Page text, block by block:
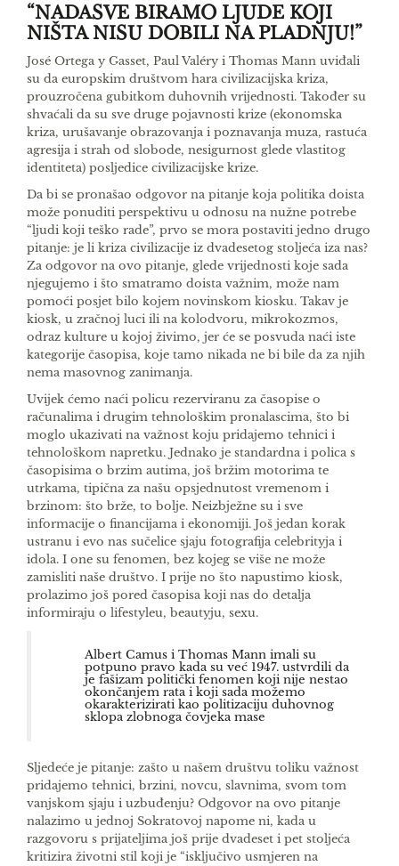
“NADASVE BIRAMO LJUDE KOJI
NIŠTA NISU DOBILI NA PLADNJU!”
José Ortega y Gasset, Paul Valéry i Thomas Mann uviđali
su da europskim društvom hara civi­lizacijska kriza,
prouzročena gubitkom duhovnih vrijednosti. Također su
shvaćali da su sve druge po­javnosti krize (ekonomska
kriza, urušavanje obra­zovanja i poznavanja muza, rastuća
agresija i strah od slobode, nesigurnost glede vlastitog
identiteta) posljedice civilizacijske krize.
Da bi se pronašao odgovor na pitanje koja poli­tika doista
može ponuditi perspektivu u odnosu na nužne potrebe
“ljudi koji teško rade”, prvo se mora postaviti jedno drugo
pitanje: je li kriza civilizacije iz dvadesetog stoljeća iza nas?
Za odgovor na ovo pitanje, glede vrijednosti koje sada
njegujemo i što smatramo doista važnim, može nam
pomoći posjet bilo kojem novinskom kiosku. Takav je
kiosk, u zračnoj luci ili na kolodvoru, mikrokozmos,
odraz kulture u kojoj živimo, jer će se posvuda naći iste
kategorije časopisa, koje tamo nikada ne bi bile da za njih
nema masovnog zanimanja.
Uvijek ćemo naći policu rezerviranu za časopise o
računalima i drugim tehnološkim pronalascima, što bi
moglo ukazivati na važnost koju pridajemo tehnici i
tehnološkom napretku. Jednako je stan­dardna i polica s
časopisima o brzim autima, još bržim motorima te
utrkama, tipična za našu opsje­dnutost vremenom i
brzinom: što brže, to bolje. Neizbježne su i sve
informacije o financijama i eko­nomiji. Još jedan korak
ustranu i evo nas sučelice sjaju fotografija celebrityja i
idola. I one su feno­men, bez kojeg se više ne može
zamisliti naše društvo. I prije no što napustimo kiosk,
prolazimo još pored časopisa koji nas do detalja
informiraju o lifestyleu, beautyju, sexu.
Albert Camus i Thomas Mann imali su
potpuno pravo kada su već 1947. ustvrdili da
je fašizam politički fenomen koji nije nestao
okončanjem rata i koji sada možemo
okarakterizirati kao politizaciju duhovnog
sklopa zlobnoga čovjeka mase
Sljedeće je pitanje: zašto u našem društvu toliku važnost
pridajemo tehnici, brzini, novcu, slavnima, svom tom
vanjskom sjaju i uzbuđenju? Odgovor na ovo pitanje
nalazimo u jednoj Sokratovoj napome­ ni, kada u
razgovoru s prijateljima još prije dvade­set i pet stoljeća
kritizira životni stil koji je “is­ključivo usmjeren na